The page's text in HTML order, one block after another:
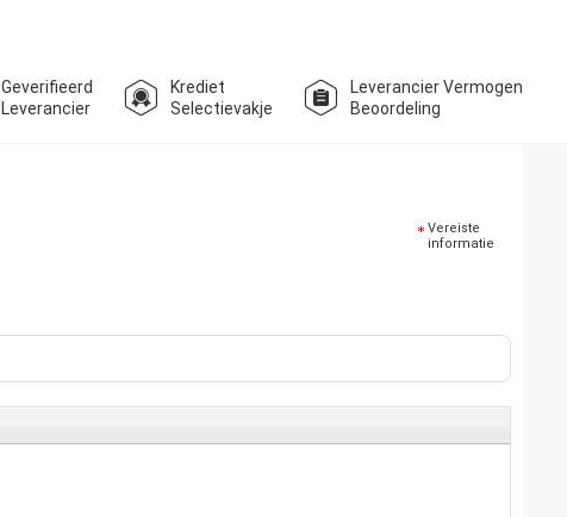
Geverifieerd
Leverancier
Krediet
Selectievakje
Leverancier Vermogen
Beoordeling
Vereiste
informatie